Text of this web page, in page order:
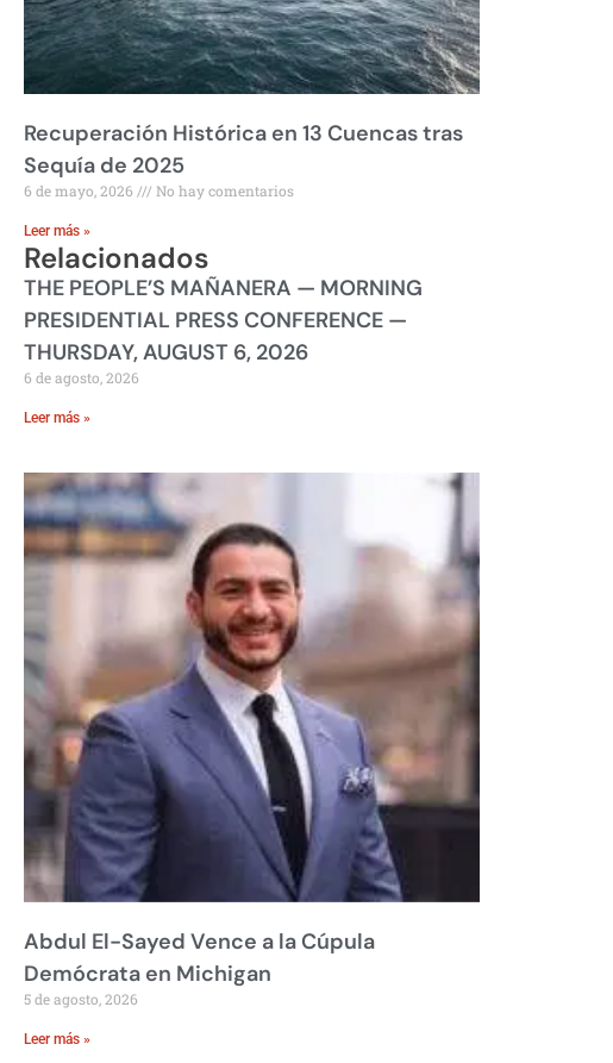
Recuperación Histórica en 13 Cuencas tras
Sequía de 2025
6 de mayo, 2026 No hay comentarios
Leer más »
Relacionados
THE PEOPLE’S MAÑANERA — MORNING
PRESIDENTIAL PRESS CONFERENCE —
THURSDAY, AUGUST 6, 2026
6 de agosto, 2026
Leer más »
Abdul El-Sayed Vence a la Cúpula
Demócrata en Michigan
5 de agosto, 2026
Leer más »